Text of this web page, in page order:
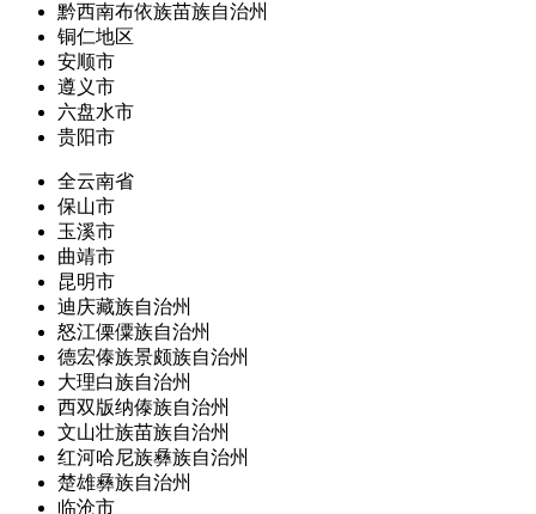
黔西南布依族苗族自治州
铜仁地区
安顺市
遵义市
六盘水市
贵阳市
全云南省
保山市
玉溪市
曲靖市
昆明市
迪庆藏族自治州
怒江傈僳族自治州
德宏傣族景颇族自治州
大理白族自治州
西双版纳傣族自治州
文山壮族苗族自治州
红河哈尼族彝族自治州
楚雄彝族自治州
临沧市